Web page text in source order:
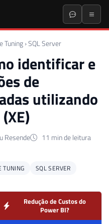
Tuning ›SQL Server
identificar e
de
utilizando
Resende
11 min de leitura
TUNING SQL SERVER
Redução de Custos do
Power BI?